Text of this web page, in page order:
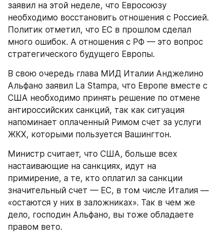
заявил на этой неделе, что Евросоюзу
необходимо восстановить отношения с Россией.
Политик отметил, что ЕС в прошлом сделал
много ошибок. А отношения с РФ — это вопрос
стратегического будущего Европы.
В свою очередь глава МИД Италии Анджелино
Альфано заявил La Stampa, что Европе вместе с
США необходимо принять решение по отмене
антироссийских санкций, так как ситуация
напоминает оплаченный Римом счет за услуги
ЖКХ, которыми пользуется Вашингтон.
Министр считает, что США, больше всех
настаивающие на санкциях, идут на
примирение, а те, кто оплатил за санкции
значительный счет — ЕС, в том числе Италия —
«остаются у них в заложниках». Так в чем же
дело, господин Альфано, вы тоже обладаете
правом вето.